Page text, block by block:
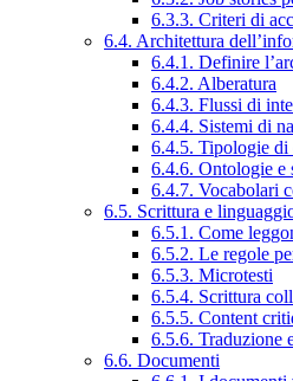
6.3.3. Criteri di
6.4. Architettura
6.4.1. Definire
6.4.2. Alberatura
6.4.3. Flussi di
6.4.4. Sistemi di
6.4.5. Tipologie di
6.4.6. Ontologie e
6.4.7. Vocabolari
6.5. Scrittura e
6.5.1. Come
6.5.2. Le regole
6.5.3. Microtesti
6.5.4. Scrittura
6.5.5. Content
6.5.6. Traduzione
6.6. Documenti